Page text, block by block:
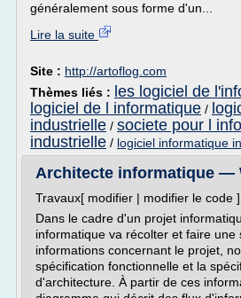
généralement sous forme d'un...
Lire la suite
Site : http://artoflog.com
Thèmes liés : les logiciel de
logiciel de l informatique /
industrielle / societe pour l
industrielle / logiciel informatique
Architecte informatique —
Travaux[ modifier | modifier le code ]
Dans le cadre d'un projet
informatique va récolter et faire une
informations concernant le projet,
spécification fonctionnelle et la
d'architecture. À partir de ces